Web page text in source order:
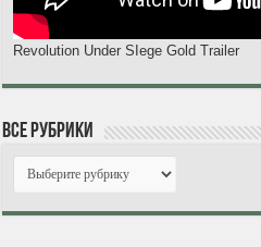
Revolution Under SIege Gold Trailer
Все рубрики